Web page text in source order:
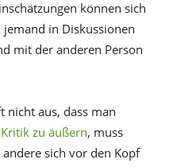
können sich
in Diskussionen
mit der anderen Person
nicht aus, dass man
Kritik zu äußern, muss
sich vor den Kopf